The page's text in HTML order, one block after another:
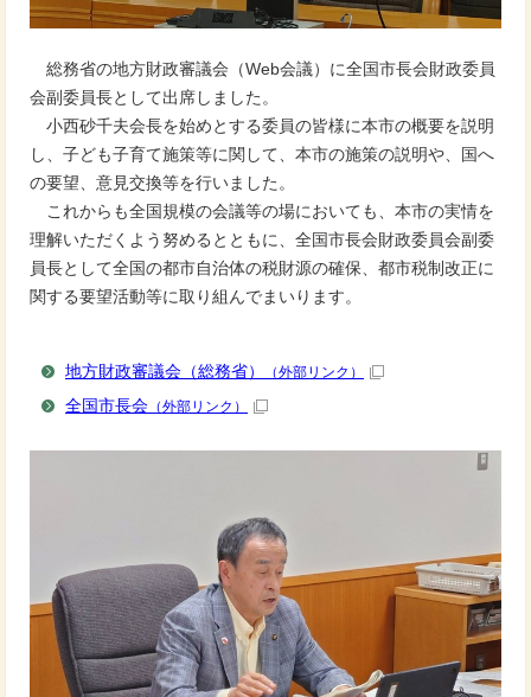
総務省の地方財政審議会（Web会議）に全国市長会財政委員
会副委員長として出席しました。
小西砂千夫会長を始めとする委員の皆様に本市の概要を説明
し、子ども子育て施策等に関して、本市の施策の説明や、国へ
の要望、意見交換等を行いました。
これからも全国規模の会議等の場においても、本市の実情を
理解いただくよう努めるとともに、全国市長会財政委員会副委
員長として全国の都市自治体の税財源の確保、都市税制改正に
関する要望活動等に取り組んでまいります。
地方財政審議会（総務省） （外部リンク）
全国市長会 （外部リンク）